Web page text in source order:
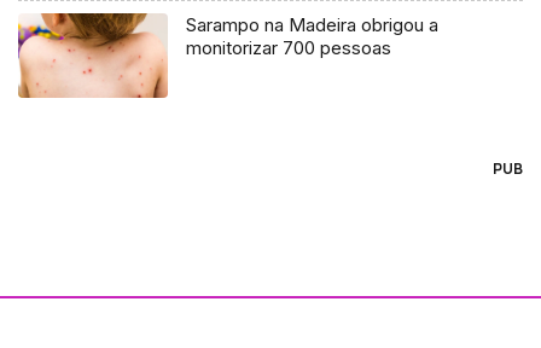
Sarampo na Madeira obrigou a
monitorizar 700 pessoas
PUB